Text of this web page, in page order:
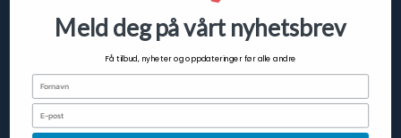
FAQ
Om KanonCon
Meld deg på vårt nyhetsbrev
Få tilbud, nyheter og oppdateringer før alle andre
Fornavn
Email